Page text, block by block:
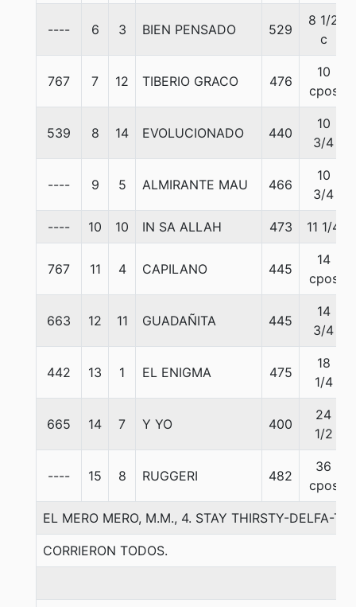
---- 6 3 BIEN PENSADO 529
8 1/2
c
767 7 12 TIBERIO GRACO 476
10
cpos
539 8 14 EVOLUCIONADO 440
10
3/4
---- 9 5 ALMIRANTE MAU 466
10
3/4
---- 10 10 IN SA ALLAH 473 11 1/4
767 11 4 CAPILANO 445
14
cpos
663 12 11 GUADAÑITA 445
14
3/4
442 13 1 EL ENIGMA 475
18
1/4
665 14 7 Y YO 400
24
1/2
---- 15 8 RUGGERI 482
36
cpos
EL MERO MERO, M.M., 4. STAY THIRSTY-DELFA-
CORRIERON TODOS.